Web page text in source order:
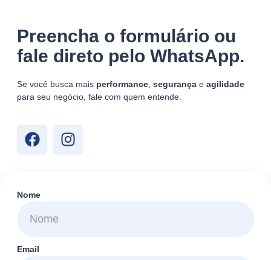
Preencha o formulário ou
fale direto pelo WhatsApp.
Se você busca mais performance, segurança e agilidade
para seu negócio, fale com quem entende.
Nome
Email